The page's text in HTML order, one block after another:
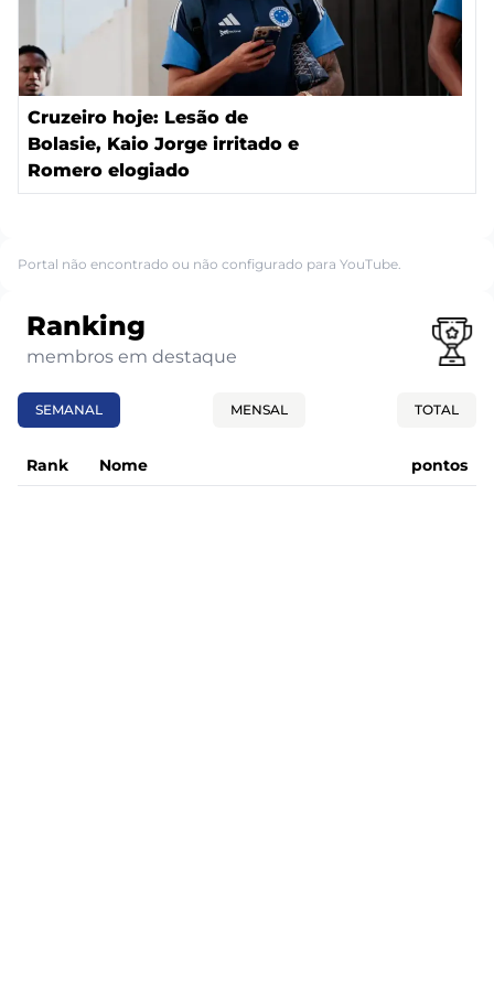
Cruzeiro hoje: Lesão de
Bolasie, Kaio Jorge irritado e
Romero elogiado
Portal não encontrado ou não configurado para YouTube.
Ranking
membros em destaque
SEMANAL MENSAL TOTAL
Rank Nome pontos